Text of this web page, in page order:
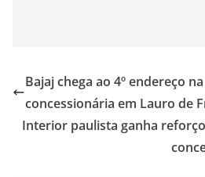
Bajaj chega ao 4º endereço
concessionária em Lauro de
Interior paulista ganha